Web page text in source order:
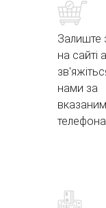
Залиште
на сайті
нами за